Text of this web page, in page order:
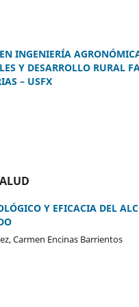
INGENIERÍA
Y DESARROLLO RURAL
– USFX
Y EFICACIA DEL
Carmen Encinas Barrientos